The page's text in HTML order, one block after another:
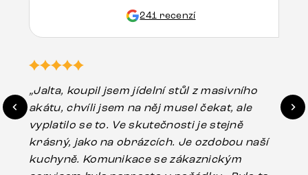
241 recenzí
„Jalta, koupil jsem jídelní stůl z masivního
akátu, chvíli jsem na něj musel čekat, ale
vyplatilo se to. Ve skutečnosti je stejně
krásný, jako na obrázcích. Je ozdobou naší
kuchyně. Komunikace se zákaznickým